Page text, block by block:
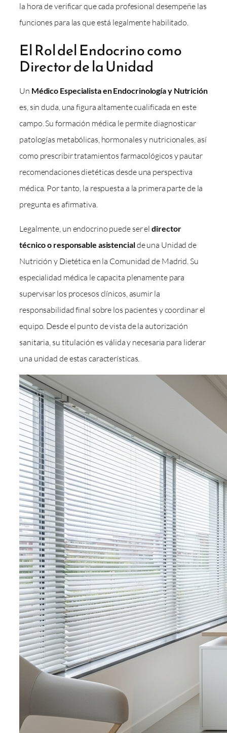
la hora de verificar que cada profesional desempeñe las
funciones para las que está legalmente habilitado.
El Rol del Endocrino como
Director de la Unidad
Un Médico Especialista en Endocrinología y Nutrición
es, sin duda, una figura altamente cualificada en este
campo. Su formación médica le permite diagnosticar
patologías metabólicas, hormonales y nutricionales, así
como prescribir tratamientos farmacológicos y pautar
recomendaciones dietéticas desde una perspectiva
médica. Por tanto, la respuesta a la primera parte de la
pregunta es afirmativa.
Legalmente, un endocrino puede ser eldirector
técnico o responsable asistencialde una Unidad de
Nutrición y Dietética en la Comunidad de Madrid. Su
especialidad médica le capacita plenamente para
supervisar los procesos clínicos, asumir la
responsabilidad final sobre los pacientes y coordinar el
equipo. Desde el punto de vista de la autorización
sanitaria, su titulación es válida y necesaria para liderar
una unidad de estas características.